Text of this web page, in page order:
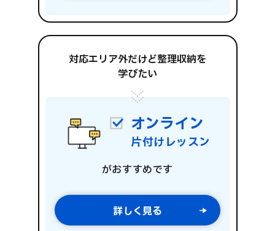
対応エリア外だけど整理収納を
学びたい
オンライン
片付けレッスン
がおすすめです
詳しく見る